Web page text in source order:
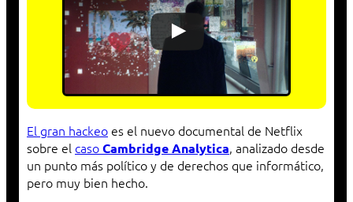
El gran hackeo es el nuevo documental de Netflix
sobre el casoCambridge Analytica, analizado desde
un punto más político y de derechos que informático,
pero muy bien hecho.